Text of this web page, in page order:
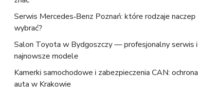
Serwis Mercedes‑Benz Poznań: które rodzaje naczep
wybrać?
Salon Toyota w Bydgoszczy — profesjonalny serwis i
najnowsze modele
Kamerki samochodowe i zabezpieczenia CAN: ochrona
auta w Krakowie